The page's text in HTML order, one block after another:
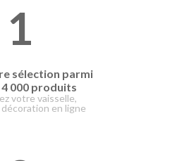
1
sélection parmi
4 000 produits
votre vaisselle,
en ligne